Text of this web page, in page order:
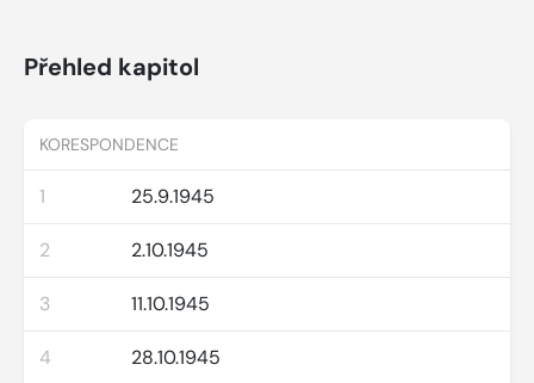
Přehled kapitol
KORESPONDENCE
1 25.9.1945
2 2.10.1945
3 11.10.1945
4 28.10.1945